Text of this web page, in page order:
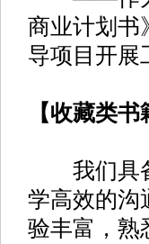
商业计划书
导项目开展
【收藏类
我们具备
学高效的沟
验丰富，熟